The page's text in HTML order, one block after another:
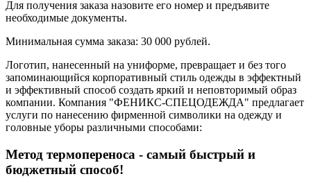
Для получения заказа назовите его номер и предъявите
необходимые документы.
Минимальная сумма заказа: 30 000 рублей.
Логотип, нанесенный на униформе, превращает и без того
запоминающийся корпоративный стиль одежды в эффектный
и эффективный способ создать яркий и неповторимый образ
компании. Компания "ФЕНИКС-СПЕЦОДЕЖДА" предлагает
услуги по нанесению фирменной символики на одежду и
головные уборы различными способами:
Метод термопереноса - самый быстрый и
бюджетный способ!